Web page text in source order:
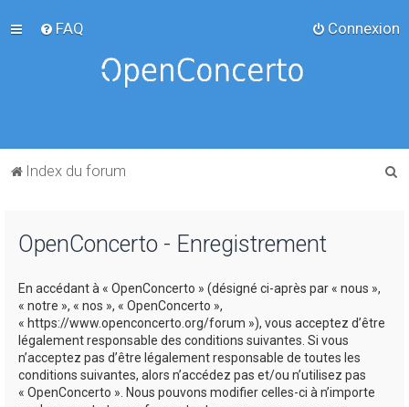
FAQ Connexion
Index du forum
OpenConcerto - Enregistrement
En accédant à « OpenConcerto » (désigné ci-après par « nous »,
« notre », « nos », « OpenConcerto »,
« https://www.openconcerto.org/forum »), vous acceptez d’être
légalement responsable des conditions suivantes. Si vous
n’acceptez pas d’être légalement responsable de toutes les
conditions suivantes, alors n’accédez pas et/ou n’utilisez pas
« OpenConcerto ». Nous pouvons modifier celles-ci à n’importe